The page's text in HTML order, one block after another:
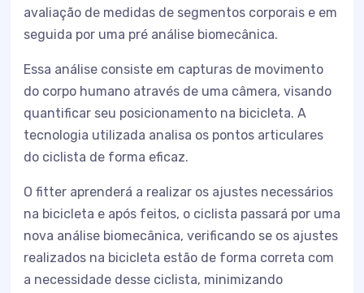
avaliação de medidas de segmentos corporais e em
seguida por uma pré análise biomecânica.
Essa análise consiste em capturas de movimento
do corpo humano através de uma câmera, visando
quantificar seu posicionamento na bicicleta. A
tecnologia utilizada analisa os pontos articulares
do ciclista de forma eficaz.
O fitter aprenderá a realizar os ajustes necessários
na bicicleta e após feitos, o ciclista passará por uma
nova análise biomecânica, verificando se os ajustes
realizados na bicicleta estão de forma correta com
a necessidade desse ciclista, minimizando